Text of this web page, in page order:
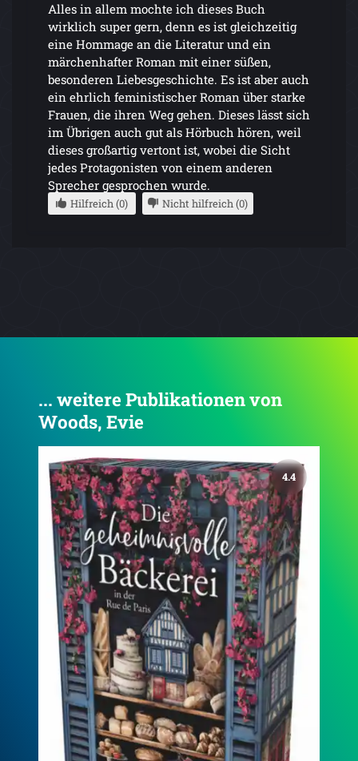
Alles in allem mochte ich dieses Buch
wirklich super gern, denn es ist gleichzeitig
eine Hommage an die Literatur und ein
märchenhafter Roman mit einer süßen,
besonderen Liebesgeschichte. Es ist aber auch
ein ehrlich feministischer Roman über starke
Frauen, die ihren Weg gehen. Dieses lässt sich
im Übrigen auch gut als Hörbuch hören, weil
dieses großartig vertont ist, wobei die Sicht
jedes Protagonisten von einem anderen
Sprecher gesprochen wurde.
Hilfreich (0) Nicht hilfreich (0)
... weitere Publikationen von
Woods, Evie
Die Geschichtensammlerin